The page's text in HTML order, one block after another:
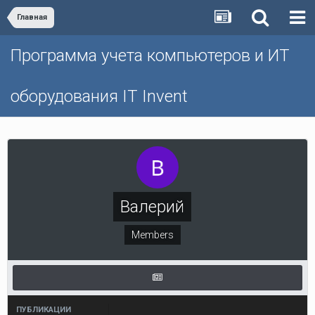
Главная
Программа учета компьютеров и ИТ
оборудования IT Invent
Валерий
Members
ПУБЛИКАЦИИ